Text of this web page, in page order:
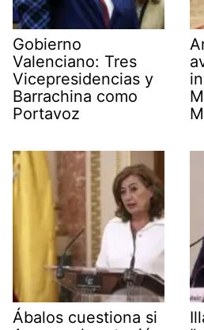
Gobierno
Valenciano: Tres
Vicepresidencias y
Barrachina como
Portavoz
Ábalos cuestiona si